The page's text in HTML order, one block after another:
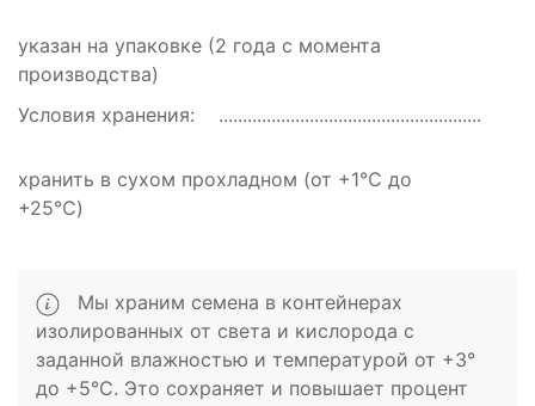
указан на упаковке (2 года с момента
производства)
Условия хранения:
хранить в сухом прохладном (от +1℃ до
+25℃)
Мы храним семена в контейнерах
изолированных от света и кислорода с
заданной влажностью и температурой от +3°
до +5°C. Это сохраняет и повышает процент